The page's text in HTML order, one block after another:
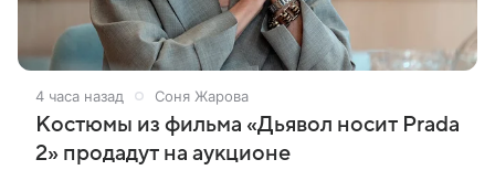
4 часа назад Соня Жарова
Костюмы из фильма «Дьявол носит Prada
2» продадут на аукционе